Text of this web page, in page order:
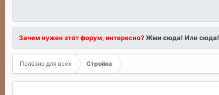
Зачем нужен этот форум, интересно?Жми сюда! Или сюда!
Полезно для всех Стройка